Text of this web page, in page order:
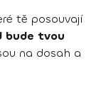
tě posouvají
bude tvou
na dosah a